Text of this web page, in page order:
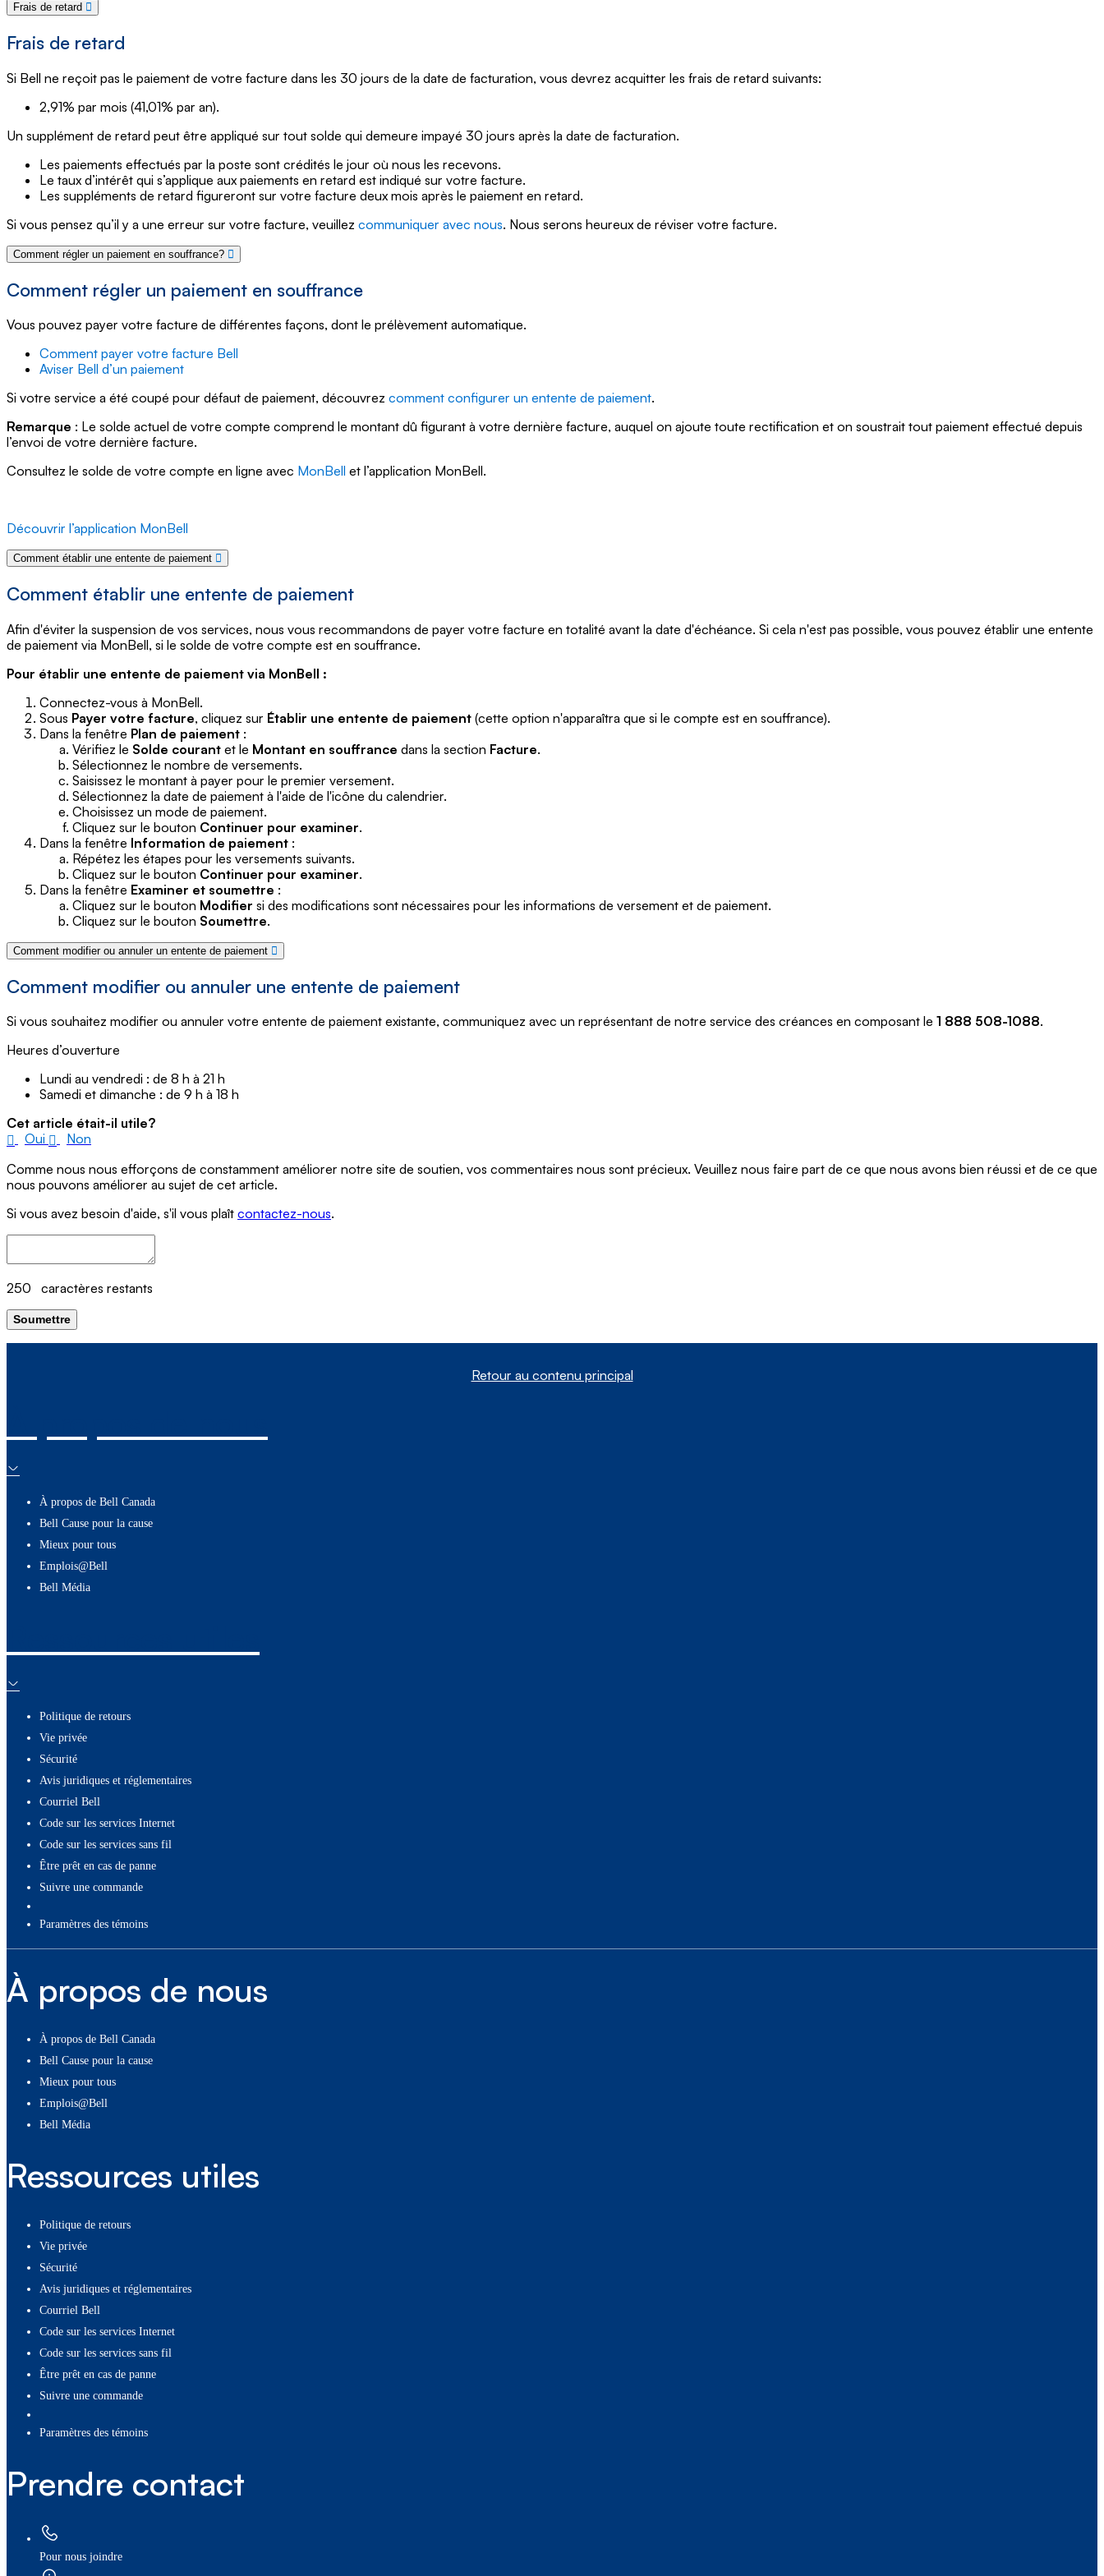
Frais de retard
Frais de retard
Si Bell ne reçoit pas le paiement de votre facture dans les 30 jours de la date de facturation, vous devrez acquitter les frais de retard suivants:
2,91% par mois (41,01% par an).
Un supplément de retard peut être appliqué sur tout solde qui demeure impayé 30 jours après la date de facturation.
Les paiements effectués par la poste sont crédités le jour où nous les recevons.
Le taux d’intérêt qui s’applique aux paiements en retard est indiqué sur votre facture.
Les suppléments de retard figureront sur votre facture deux mois après le paiement en retard.
Si vous pensez qu’il y a une erreur sur votre facture, veuillez communiquer avec nous. Nous serons heureux de réviser votre facture.
Comment régler un paiement en souffrance?
Comment régler un paiement en souffrance
Vous pouvez payer votre facture de différentes façons, dont le prélèvement automatique.
Comment payer votre facture Bell
Aviser Bell d’un paiement
Si votre service a été coupé pour défaut de paiement, découvrez comment configurer un entente de paiement.
Remarque : Le solde actuel de votre compte comprend le montant dû figurant à votre dernière facture, auquel on ajoute toute rectification et on soustrait tout paiement effectué depuis
l’envoi de votre dernière facture.
Consultez le solde de votre compte en ligne avec MonBell et l’application MonBell.
Découvrir l’application MonBell
Comment établir une entente de paiement
Comment établir une entente de paiement
Afin d'éviter la suspension de vos services, nous vous recommandons de payer votre facture en totalité avant la date d'échéance. Si cela n'est pas possible, vous pouvez établir une entente
de paiement via MonBell, si le solde de votre compte est en souffrance.
Pour établir une entente de paiement via MonBell :
Connectez-vous à MonBell.
Sous Payer votre facture, cliquez sur Établir une entente de paiement (cette option n'apparaîtra que si le compte est en souffrance).
Dans la fenêtre Plan de paiement :
Vérifiez le Solde courant et le Montant en souffrance dans la section Facture.
Sélectionnez le nombre de versements.
Saisissez le montant à payer pour le premier versement.
Sélectionnez la date de paiement à l'aide de l'icône du calendrier.
Choisissez un mode de paiement.
Cliquez sur le bouton Continuer pour examiner.
Dans la fenêtre Information de paiement :
Répétez les étapes pour les versements suivants.
Cliquez sur le bouton Continuer pour examiner.
Dans la fenêtre Examiner et soumettre :
Cliquez sur le bouton Modifier si des modifications sont nécessaires pour les informations de versement et de paiement.
Cliquez sur le bouton Soumettre.
Comment modifier ou annuler un entente de paiement
Comment modifier ou annuler une entente de paiement
Si vous souhaitez modifier ou annuler votre entente de paiement existante, communiquez avec un représentant de notre service des créances en composant le 1 888 508-1088.
Heures d’ouverture
Lundi au vendredi : de 8 h à 21 h
Samedi et dimanche : de 9 h à 18 h
Cet article était-il utile?
Oui
Non
Comme nous nous efforçons de constamment améliorer notre site de soutien, vos commentaires nous sont précieux. Veuillez nous faire part de ce que nous avons bien réussi et de ce que
nous pouvons améliorer au sujet de cet article.
Si vous avez besoin d'aide, s'il vous plaît contactez-nous.
250 caractères restants
Soumettre
Retour au contenu principal
À propos de Bell Canada
Bell Cause pour la cause
Mieux pour tous
Emplois@Bell
Bell Média
Politique de retours
Vie privée
Sécurité
Avis juridiques et réglementaires
Courriel Bell
Code sur les services Internet
Code sur les services sans fil
Être prêt en cas de panne
Suivre une commande
paramètres des témoins
À propos de nous
À propos de Bell Canada
Bell Cause pour la cause
Mieux pour tous
Emplois@Bell
Bell Média
Ressources utiles
Politique de retours
Vie privée
Sécurité
Avis juridiques et réglementaires
Courriel Bell
Code sur les services Internet
Code sur les services sans fil
Être prêt en cas de panne
Suivre une commande
paramètres des témoins
Prendre contact
Pour nous joindre